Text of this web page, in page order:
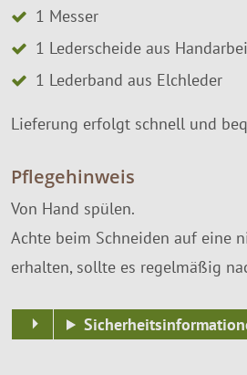
1 Messer
1 Lederscheide aus
1 Lederband aus Elchleder
Lieferung erfolgt schnell und
Pflegehinweis
Von Hand spülen.
Achte beim Schneiden auf eine
erhalten, sollte es regelmäßig